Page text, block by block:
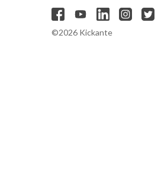
©2026 Kickante